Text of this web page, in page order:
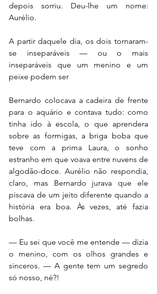
depois sorriu. Deu-lhe um nome:
Aurélio.
A partir daquele dia, os dois tornaram-
se inseparáveis — ou o mais
inseparáveis que um menino e um
peixe podem ser
Bernardo colocava a cadeira de frente
para o aquário e contava tudo: como
tinha ido à escola, o que aprendera
sobre as formigas, a briga boba que
teve com a prima Laura, o sonho
estranho em que voava entre nuvens de
algodão-doce. Aurélio não respondia,
claro, mas Bernardo jurava que ele
piscava de um jeito diferente quando a
história era boa. Às vezes, até fazia
bolhas.
— Eu sei que você me entende — dizia
o menino, com os olhos grandes e
sinceros. — A gente tem um segredo
só nosso, né?!